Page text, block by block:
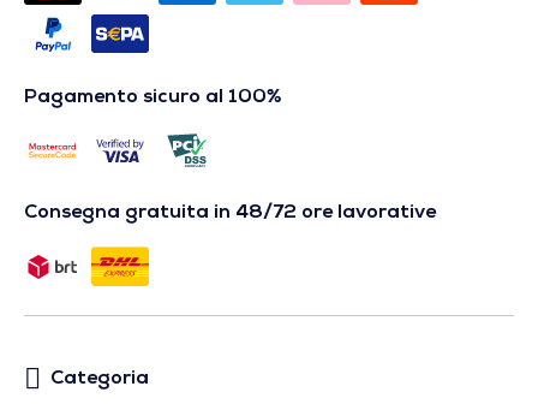
Pagamento sicuro al 100%
Consegna gratuita in 48/72 ore lavorative
Categoria